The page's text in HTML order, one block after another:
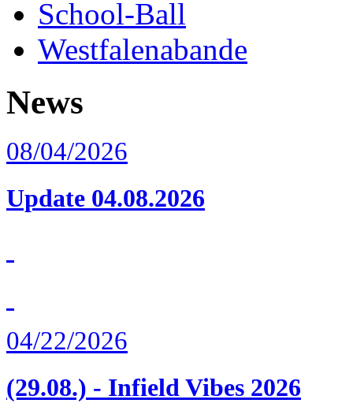
School-Ball
Westfalenabande
News
08/04/2026
Update 04.08.2026
04/22/2026
(29.08.) - Infield Vibes 2026